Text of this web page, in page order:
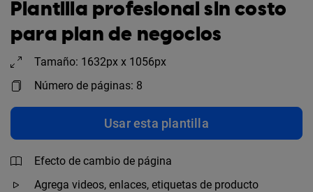
Plantilla profesional sin costo
para plan de negocios
Tamaño: 1632px x 1056px
Número de páginas: 8
Usar esta plantilla
Efecto de cambio de página
Agrega videos, enlaces, etiquetas de producto